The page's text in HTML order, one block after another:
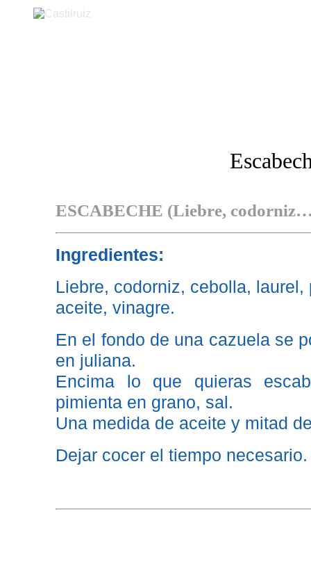
ESCABECHE (Liebre,
Ingredientes:
Liebre, codorniz, cebolla,
aceite, vinagre.
En el fondo de una cazuela se
en juliana.
Encima lo que quieras
pimienta en grano, sal.
Una medida de aceite y mitad
Dejar cocer el tiempo necesario.